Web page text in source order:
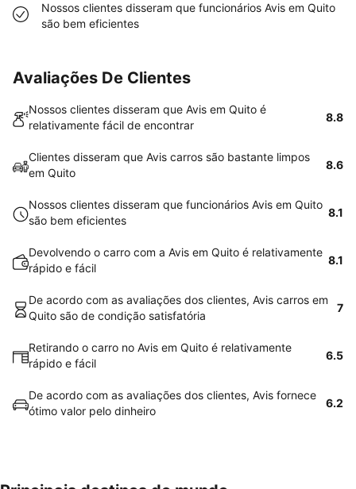
Nossos clientes disseram que funcionários Avis em Quito
são bem eficientes
Avaliações De Clientes
Nossos clientes disseram que Avis em Quito é
relativamente fácil de encontrar
8.8
Clientes disseram que Avis carros são bastante limpos
em Quito
8.6
Nossos clientes disseram que funcionários Avis em Quito
são bem eficientes
8.1
Devolvendo o carro com a Avis em Quito é relativamente
rápido e fácil
8.1
De acordo com as avaliações dos clientes, Avis carros em
Quito são de condição satisfatória
7
Retirando o carro no Avis em Quito é relativamente
rápido e fácil
6.5
De acordo com as avaliações dos clientes, Avis fornece
ótimo valor pelo dinheiro
6.2